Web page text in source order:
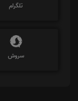
تلگرام
سروش